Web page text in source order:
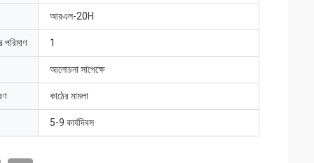
আরএল-20H
পরিমাণ 1
আলোচনা সাপেক্ষে
কাঠের মামলা
5-9 কার্যদিবস